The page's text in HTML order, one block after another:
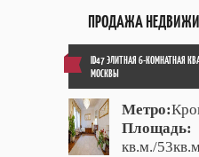
ПРОДАЖА
ID47 ЭЛИТНАЯ 6-КОМНАТНАЯ
МОСКВЫ
Метро:
Площадь:
кв.м./